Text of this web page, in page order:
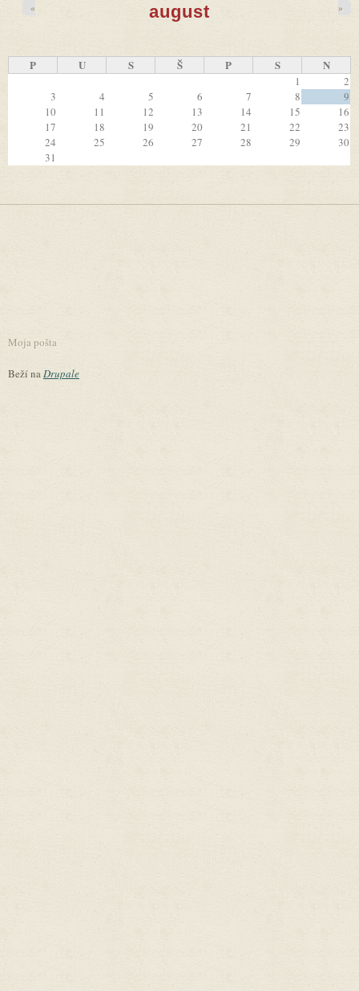
august
« »
P U S Š P S N
1
2
3
4 5 6 7 8
9
10
11 12 13 14 15
16
17
18 19 20 21 22
23
24
25 26 27 28 29
30
31
Moja pošta
Beží na Drupale